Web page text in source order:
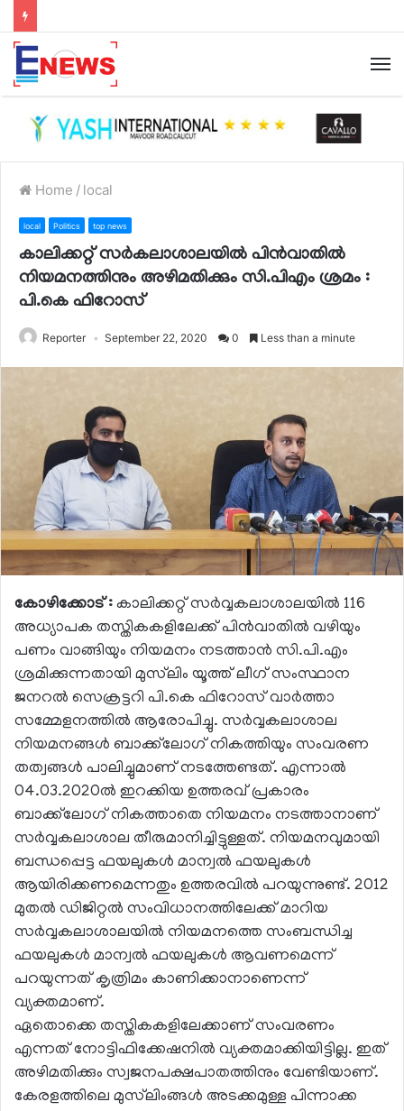
Home / local
local Politics top news
കാലിക്കറ്റ് സര്‍കലാശാലയില്‍ പിന്‍വാതില്‍
നിയമനത്തിനും അഴിമതിക്കും സി.പിഎം ശ്രമം :
പി.കെ ഫിറോസ്
Reporter September 22, 2020 0 Less than a minute
കോഴിക്കോട് : കാലിക്കറ്റ് സര്‍വ്വകലാശാലയില്‍ 116
അധ്യാപക തസ്തികകളിലേക്ക് പിന്‍വാതില്‍ വഴിയും
പണം വാങ്ങിയും നിയമനം നടത്താന്‍ സി.പി.എം
ശ്രമിക്കുന്നതായി മുസ്‌ലിം യൂത്ത് ലീഗ് സംസ്ഥാന
ജനറല്‍ സെക്രട്ടറി പി.കെ ഫിറോസ് വാര്‍ത്താ
സമ്മേളനത്തിൽ ആരോപിച്ചു. സര്‍വ്വകലാശാല
നിയമനങ്ങള്‍ ബാക്ക്‌ലോഗ് നികത്തിയും സംവരണ
തത്വങ്ങള്‍ പാലിച്ചുമാണ് നടത്തേണ്ടത്. എന്നാല്‍
04.03.2020ല്‍ ഇറക്കിയ ഉത്തരവ് പ്രകാരം
ബാക്ക്‌ലോഗ് നികത്താതെ നിയമനം നടത്താനാണ്
സര്‍വ്വകലാശാല തീരുമാനിച്ചിട്ടുള്ളത്. നിയമനവുമായി
ബന്ധപ്പെട്ട ഫയലുകള്‍ മാന്വല്‍ ഫയലുകള്‍
ആയിരിക്കണമെന്നതും ഉത്തരവില്‍ പറയുന്നുണ്ട്. 2012
മുതല്‍ ഡിജിറ്റല്‍ സംവിധാനത്തിലേക്ക് മാറിയ
സര്‍വ്വകലാശാലയില്‍ നിയമനത്തെ സംബന്ധിച്ച
ഫയലുകള്‍ മാന്വല്‍ ഫയലുകള്‍ ആവണമെന്ന്
പറയുന്നത് കൃത്രിമം കാണിക്കാനാണെന്ന്
വ്യക്തമാണ്.
ഏതൊക്കെ തസ്തികകളിലേക്കാണ് സംവരണം
എന്നത് നോട്ടിഫിക്കേഷനില്‍ വ്യക്തമാക്കിയിട്ടില്ല. ഇത്
അഴിമതിക്കും സ്വജനപക്ഷപാതത്തിനും വേണ്ടിയാണ്.
കേരളത്തിലെ മുസ്‌ലിംങ്ങള്‍ അടക്കമുള്ള പിന്നാക്ക